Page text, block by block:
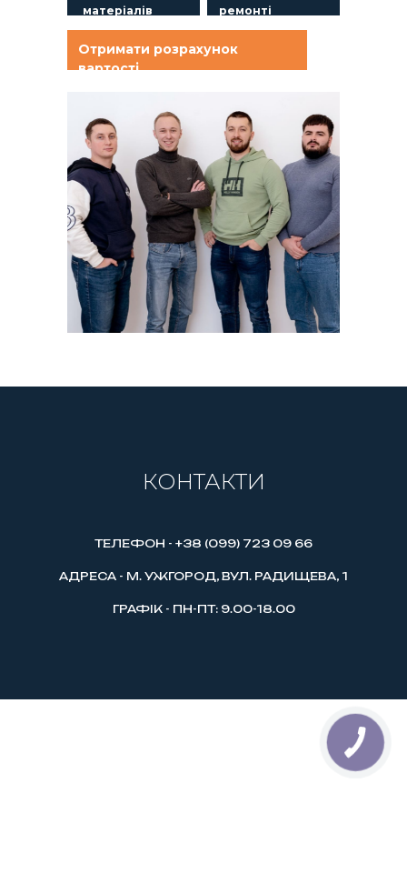
матеріалів
ремонті
Отримати розрахунок
вартості
КОНТАКТИ
ТЕЛЕФОН - +38 (099) 723 09 66
АДРЕСА - М. УЖГОРОД, ВУЛ. РАДИЩЕВА, 1
ГРАФІК - ПН-ПТ: 9.00-18.00